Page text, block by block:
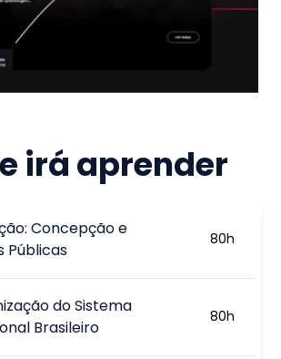
irá aprender
Concepção e
Públicas
80h
do Sistema
Brasileiro
80h